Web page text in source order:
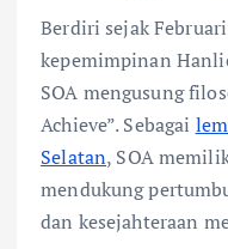
Berdiri sejak
kepemimpinan
SOA mengusung
Achieve”. Sebagai
Selatan, SOA
mendukung
dan kesejahteraan